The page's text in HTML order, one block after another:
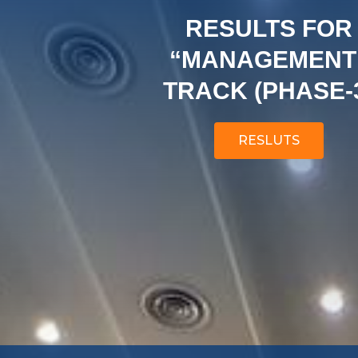
RESULTS FOR
TRACK (PHASE-
RESLUTS